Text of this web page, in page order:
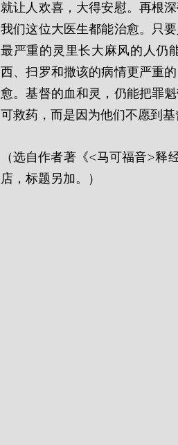
就让人欢喜，大得安慰。再根
我们这位大医生都能治愈。只
最严重的灵里长大麻风的人仍
西、扫罗和撒该的病情更严重
愈。基督的血和灵，仍能把罪
可救药，而是因为他们不愿到基
（选自作者著《<马可福音>释
店，标题另加。）